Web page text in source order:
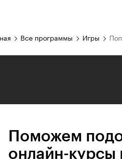
Все программы Игры
Поможем
онлайн-курсы